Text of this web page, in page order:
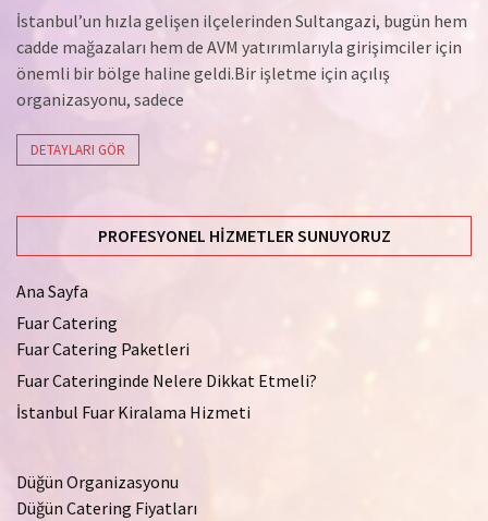
İstanbul’un hızla gelişen ilçelerinden Sultangazi, bugün hem
cadde mağazaları hem de AVM yatırımlarıyla girişimciler için
önemli bir bölge haline geldi.Bir işletme için açılış
organizasyonu, sadece
DETAYLARI GÖR
PROFESYONEL HIZMETLER SUNUYORUZ
Ana Sayfa
Fuar Catering
Fuar Catering Paketleri
Fuar Cateringinde Nelere Dikkat Etmeli?
İstanbul Fuar Kiralama Hizmeti
Düğün Organizasyonu
Düğün Catering Fiyatları